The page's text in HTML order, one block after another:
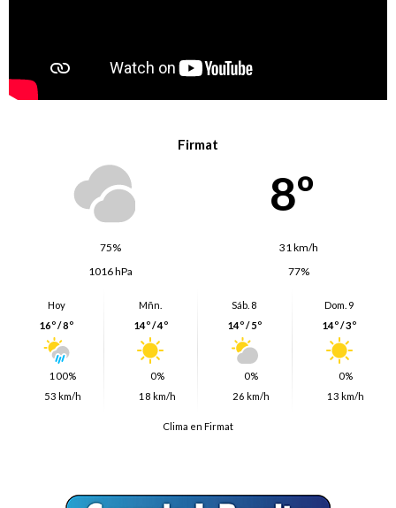
Firmat
8º
75%
31 km/h
1016 hPa
77%
Hoy
16º / 8º
100%
53 km/h
Mñn.
14º / 4º
0%
18 km/h
Sáb. 8
14º / 5º
0%
26 km/h
Dom. 9
14º / 3º
0%
13 km/h
Clima en Firmat